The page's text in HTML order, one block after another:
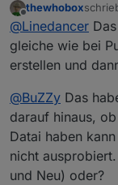
Offline
thewhobox
@Linedancer
gleiche wie bei
erstellen und
@BuZZy Das
darauf hinaus,
Datai haben
nicht
und Neu) oder?